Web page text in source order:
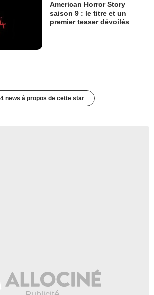
American Horror Story
saison 9 : le titre et un
premier teaser dévoilés
4 news à propos de cette star